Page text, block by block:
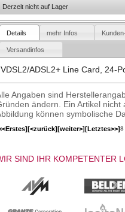
Derzeit nicht auf Lager
Details mehr Infos
Versandinfos
VDSL2/ADSL2+ Line Card, 24-
Angaben sind
ändern. Ein Artikel
können symbolische
[<zurück][weiter>][Letztes>>]8
SIND IHR KOMPETENTER